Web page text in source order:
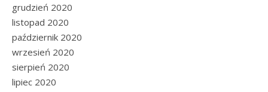
grudzień 2020
listopad 2020
październik 2020
wrzesień 2020
sierpień 2020
lipiec 2020